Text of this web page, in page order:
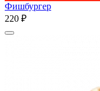
Фишбургер
220 ₽